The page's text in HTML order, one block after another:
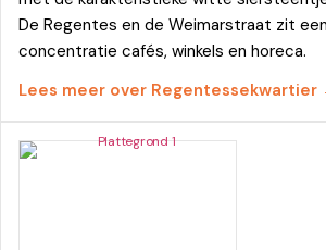
De Regentes en de Weimarstraat zit
concentratie cafés, winkels en horeca.
Lees meer over Regentessekwartier